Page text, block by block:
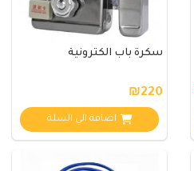
سكرة باب الكترونية
₪220
اضافة الي السلة